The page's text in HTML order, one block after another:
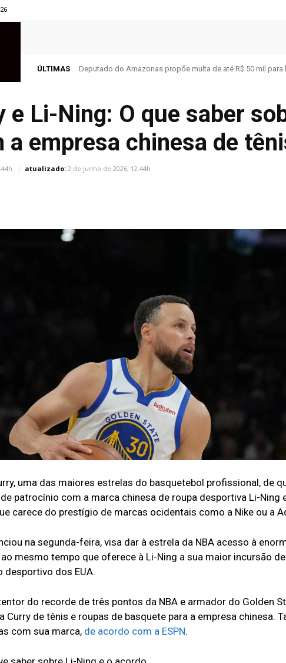
ÚLTIMAS Deputado do Amazonas propõe multa de até R$ 50 mil
e Li-Ning: O que saber
a empresa chinesa de
atualizado: 2 de junho de 2026, 12:44h
uma das maiores estrelas do basquetebol profissional, de
patrocínio com a marca chinesa de roupa desportiva Li-Ning
carece do prestígio de marcas ocidentais como a Nike ou a
na segunda-feira, visa dar à estrela da NBA acesso à
mesmo tempo que oferece à Li-Ning a sua maior incursão
desportivo dos EUA.
do recorde de três pontos da NBA e armador do Golden
Curry de tênis e roupas de basquete para a empresa chinesa.
com sua marca, de acordo com a ESPN.